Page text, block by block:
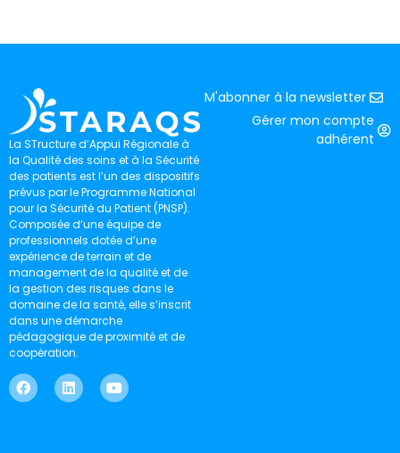
La STructure d’Appui Régionale à
la Qualité des soins et à la Sécurité
des patients est l’un des dispositifs
prévus par le Programme National
pour la Sécurité du Patient (PNSP).
Composée d’une équipe de
professionnels dotée d’une
expérience de terrain et de
management de la qualité et de
la gestion des risques dans le
domaine de la santé, elle s’inscrit
dans une démarche
pédagogique de proximité et de
coopération.
M'abonner à la newsletter
Gérer mon compte
adhérent